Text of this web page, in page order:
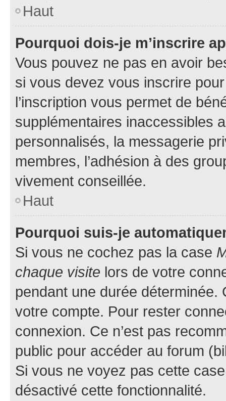
Haut
Pourquoi dois-je m’inscrire
Vous pouvez ne pas en avoir
si vous devez vous inscrire
l’inscription vous permet de
supplémentaires inaccessibles
personnalisés, la messagerie
membres, l’adhésion à des
vivement conseillée.
Haut
Pourquoi suis-je
Si vous ne cochez pas la case
chaque visite lors de votre
pendant une durée déterminée.
votre compte. Pour rester
connexion. Ce n’est pas
public pour accéder au forum
Si vous ne voyez pas cette
désactivé cette fonctionnalité.